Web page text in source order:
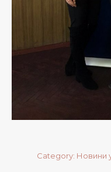
Category: Новини